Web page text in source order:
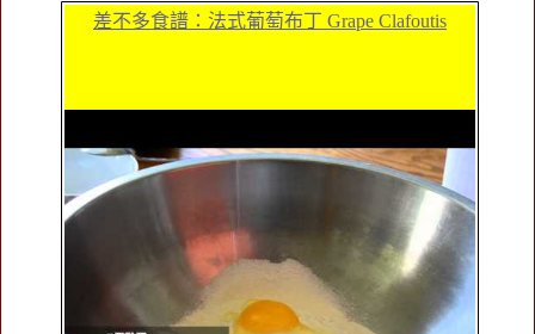
差不多食譜：法式葡萄布丁 Grape Clafoutis